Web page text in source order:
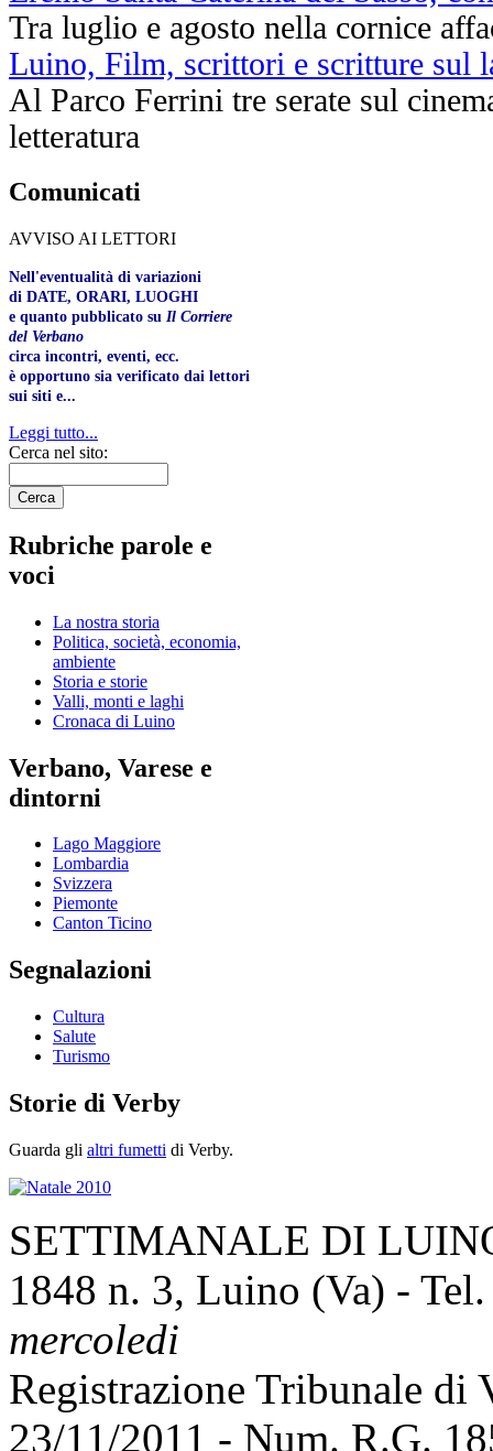
Tra luglio e agosto nella cornice
Luino, Film, scrittori e scritture sul
Al Parco Ferrini tre serate sul
letteratura
Comunicati
AVVISO AI LETTORI
Nell'eventualità di variazioni
di DATE, ORARI, LUOGHI
e quanto pubblicato su Il Corriere
del Verbano
circa incontri, eventi, ecc.
è opportuno sia verificato dai lettori
sui siti e...
Leggi tutto...
Cerca nel sito:
Rubriche parole e
voci
La nostra storia
Politica, società, economia,
ambiente
Storia e storie
Valli, monti e laghi
Cronaca di Luino
Verbano, Varese e
dintorni
Lago Maggiore
Lombardia
Svizzera
Piemonte
Canton Ticino
Segnalazioni
Cultura
Salute
Turismo
Storie di Verby
Guarda gli altri fumetti di Verby.
SETTIMANALE DI
1848 n. 3, Luino (Va) -
mercoledi
Registrazione Tribunale di
23/11/2011 - Num. R.G.